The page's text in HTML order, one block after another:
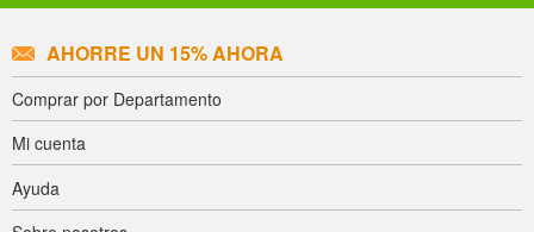
AHORRE UN 15% AHORA
Comprar por Departamento
Mi cuenta
Ayuda